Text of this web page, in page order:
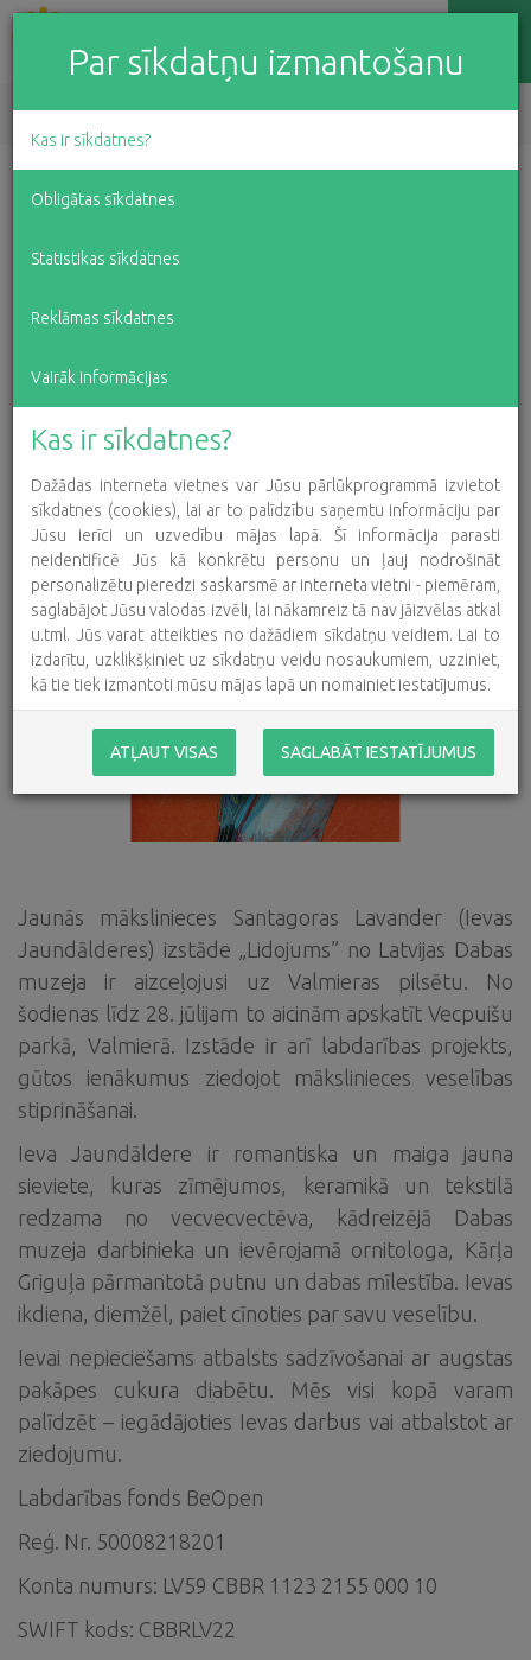
EN LV RU
Lidojums Valmierā: putnu
zīmējumi, kas palīdz
dziedēt
2020. gada 22. jūlijs
Jaunās mākslinieces Santagoras Lavander (Ievas
Jaundālderes) izstāde „Lidojums” no Latvijas Dabas
muzeja ir aizceļojusi uz Valmieras pilsētu. No
šodienas līdz 28. jūlijam to aicinām apskatīt Vecpuišu
parkā, Valmierā. Izstāde ir arī labdarības projekts,
gūtos ienākumus ziedojot mākslinieces veselības
stiprināšanai.
Ieva Jaundāldere ir romantiska un maiga jauna
sieviete, kuras zīmējumos, keramikā un tekstilā
redzama no vecvecvectēva, kādreizējā Dabas
muzeja darbinieka un ievērojamā ornitologa, Kārļa
Griguļa pārmantotā putnu un dabas mīlestība. Ievas
ikdiena, diemžēl, paiet cīnoties par savu veselību.
Ievai nepieciešams atbalsts sadzīvošanai ar augstas
pakāpes cukura diabētu. Mēs visi kopā varam
palīdzēt – iegādājoties Ievas darbus vai atbalstot ar
ziedojumu.
Labdarības fonds BeOpen
Reģ. Nr. 50008218201
Konta numurs: LV59 CBBR 1123 2155 000 10
SWIFT kods: CBBRLV22
Par sīkdatņu izmantošanu
Kas ir sīkdatnes?
Obligātas sīkdatnes
Statistikas sīkdatnes
Reklāmas sīkdatnes
Vairāk informācijas
Kas ir sīkdatnes?
Dažādas interneta vietnes var Jūsu pārlūkprogrammā izvietot
sīkdatnes (cookies), lai ar to palīdzību saņemtu informāciju par
Jūsu ierīci un uzvedību mājas lapā. Šī informācija parasti
neidentificē Jūs kā konkrētu personu un ļauj nodrošināt
personalizētu pieredzi saskarsmē ar interneta vietni - piemēram,
saglabājot Jūsu valodas izvēli, lai nākamreiz tā nav jāizvēlas atkal
u.tml. Jūs varat atteikties no dažādiem sīkdatņu veidiem. Lai to
izdarītu, uzklikšķiniet uz sīkdatņu veidu nosaukumiem, uzziniet,
kā tie tiek izmantoti mūsu mājas lapā un nomainiet iestatījumus.
ATĻAUT VISAS SAGLABĀT IESTATĪJUMUS